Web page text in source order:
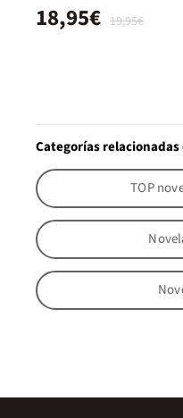
19,95€
18,95€
Categorías
TOP